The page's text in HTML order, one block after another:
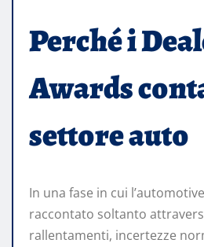
Perché i
Awards
settore auto
In una fase in cui
raccontato soltanto
rallentamenti, incertezze